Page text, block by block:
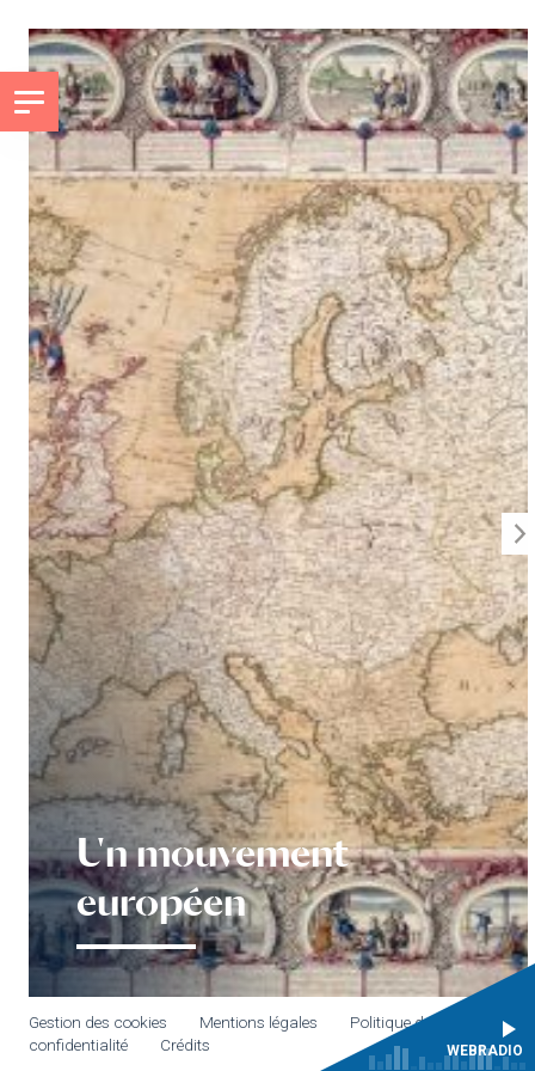
Un mouvement
européen
Gestion des cookies Mentions légales
Politique de
confidentialité
Crédits WEBRADIO